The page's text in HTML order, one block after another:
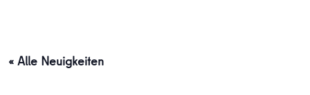
« Alle Neuigkeiten